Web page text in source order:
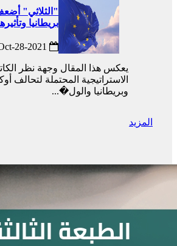
"الثلاثي"
بريطانيا
يعكس هذا المقال وجهة نظر
الاستراتيجية المحتملة لتحالف
وبريطانيا والول�...
المزيد